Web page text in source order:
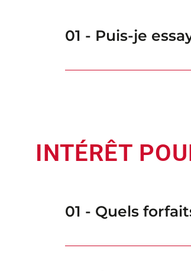
01 - Puis-je
INTÉRÊT
01 - Quels